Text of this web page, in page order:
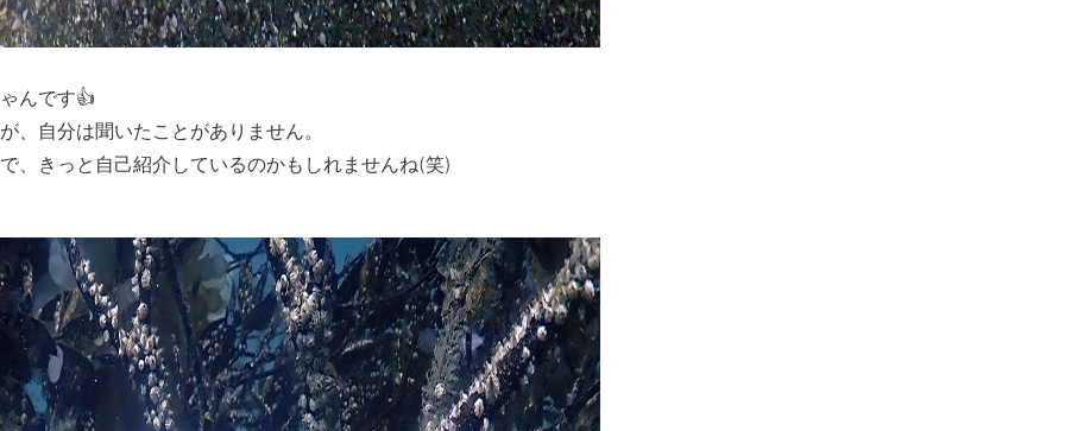
んです👍
、自分は聞いたことがありません。
、きっと自己紹介しているのかもしれませんね(笑)